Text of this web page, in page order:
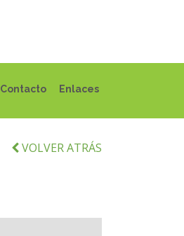
Contacto Enlaces
VOLVER ATRÁS